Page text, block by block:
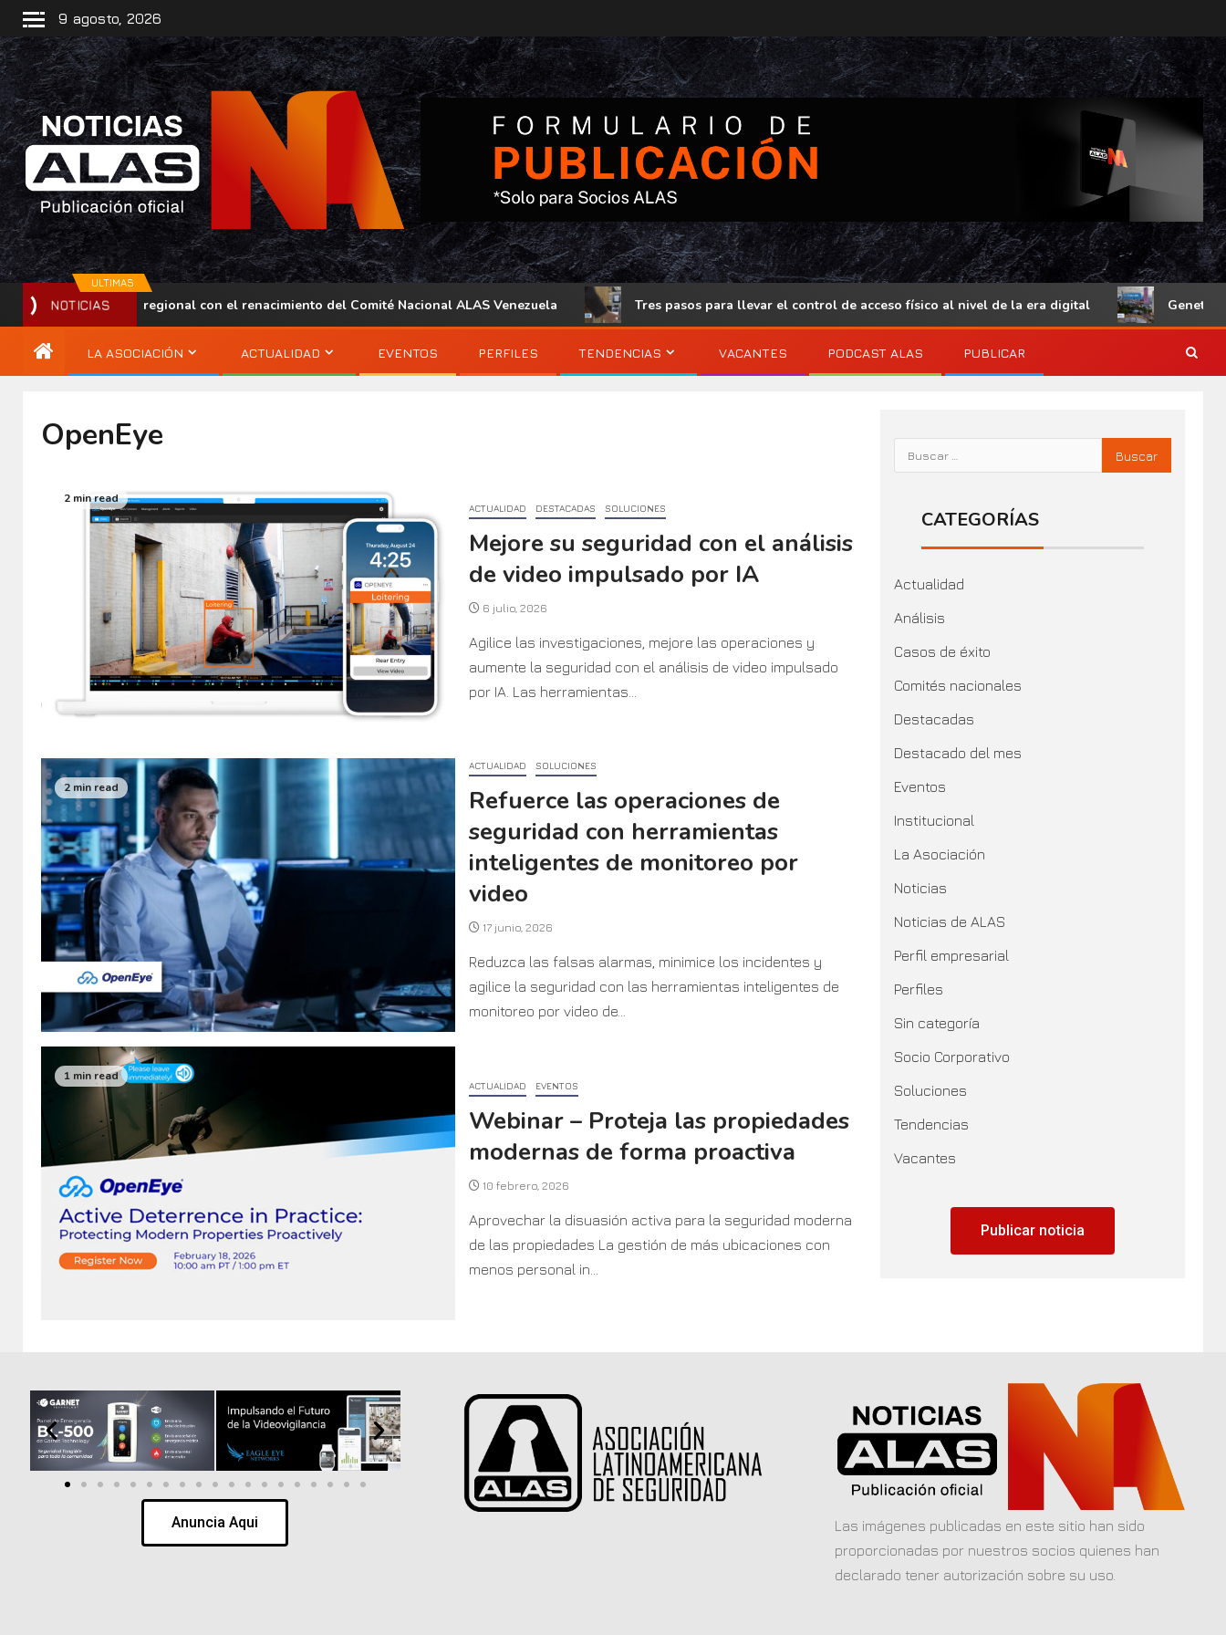
9 agosto, 2026
ULTIMAS
NOTICIAS
su presencia regional con el renacimiento del Comité Nacional ALAS Venezuela Tres pasos para llevar el control de acceso físico al nivel de la era digital Genetec
LA ASOCIACIÓN ACTUALIDAD EVENTOS PERFILES TENDENCIAS VACANTES PODCAST ALAS PUBLICAR
OpenEye
2 min read
ACTUALIDAD DESTACADAS SOLUCIONES
Mejore su seguridad con el análisis
de video impulsado por IA
6 julio, 2026
Agilice las investigaciones, mejore las operaciones y
aumente la seguridad con el análisis de video impulsado
por IA. Las herramientas...
2 min read
ACTUALIDAD SOLUCIONES
Refuerce las operaciones de
seguridad con herramientas
inteligentes de monitoreo por
video
17 junio, 2026
Reduzca las falsas alarmas, minimice los incidentes y
agilice la seguridad con las herramientas inteligentes de
monitoreo por video de...
1 min read
ACTUALIDAD EVENTOS
Webinar – Proteja las propiedades
modernas de forma proactiva
10 febrero, 2026
Aprovechar la disuasión activa para la seguridad moderna
de las propiedades La gestión de más ubicaciones con
menos personal in...
CATEGORÍAS
Actualidad
Análisis
Casos de éxito
Comités nacionales
Destacadas
Destacado del mes
Eventos
Institucional
La Asociación
Noticias
Noticias de ALAS
Perfil empresarial
Perfiles
Sin categoría
Socio Corporativo
Soluciones
Tendencias
Vacantes
Publicar noticia
Anuncia Aqui
Las imágenes publicadas en este sitio han sido
proporcionadas por nuestros socios quienes han
declarado tener autorización sobre su uso.